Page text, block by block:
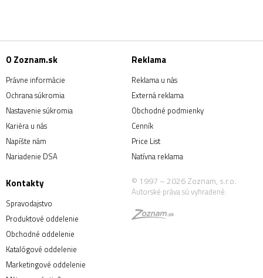
O Zoznam.sk
Právne informácie
Ochrana súkromia
Nastavenie súkromia
Kariéra u nás
Napíšte nám
Nariadenie DSA
Reklama
Reklama u nás
Externá reklama
Obchodné podmienky
Cenník
Price List
Natívna reklama
Kontakty
Spravodajstvo
Produktové oddelenie
Obchodné oddelenie
Katalógové oddelenie
Marketingové oddelenie
© 1997 – 2026 Zoznam, s.r.o.
Autorské práva sú vyhradené.